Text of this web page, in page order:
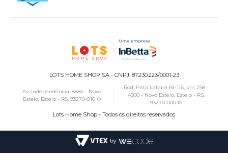
LOTS HOME SHOP SA - CNPJ: 87.230.223/0001-23
Av. Independência, 8885 - Novo
Esteio, Esteio - RS, 93270-010 ©
Rod. Pista Lateral Br-116, km 258 -
4500 - Novo Esteio, Esteio - RS,
93270-000 ©
Lots Home Shop - Todos os direitos reservados